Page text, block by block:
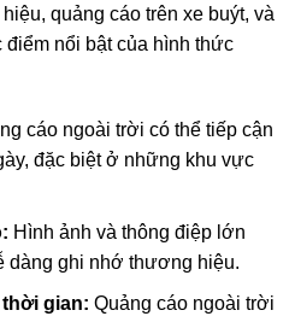
quảng cáo trên xe buýt, và
nổi bật của hình thức
cáo ngoài trời có thể tiếp cận
đặc biệt ở những khu vực
Hình ảnh và thông điệp lớn
dàng ghi nhớ thương hiệu.
gian: Quảng cáo ngoài trời